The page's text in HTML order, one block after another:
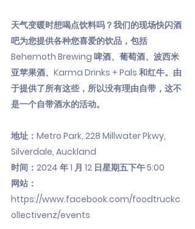
天气变暖时想喝点饮料吗？我们的现场快闪酒
吧为您提供各种您喜爱的饮品，包括
Behemoth Brewing 啤酒、葡萄酒、波西米
亚苹果酒、Karma Drinks + Pals 和红牛。由
于提供了所有这些，所以没有理由自带，这不
是一个自带酒水的活动。
地址：Metro Park, 228 Millwater Pkwy,
Silverdale, Auckland
时间：2024 年 1 月 12 日星期五下午 5:00
网站：
https://www.facebook.com/foodtruckc
ollectivenz/events